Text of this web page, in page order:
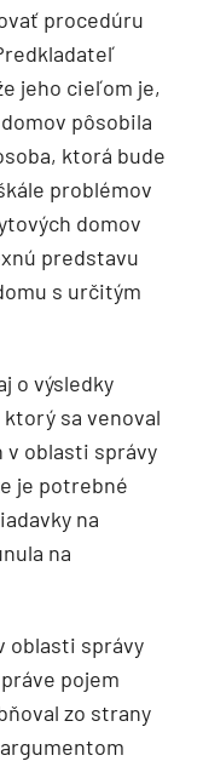
procedúru
jeho cieľom je,
pôsobila
ktorá bude
problémov
domov
predstavu
s určitým
o výsledky
sa venoval
v oblasti správy
je potrebné
na
na
oblasti správy
pojem
zo strany